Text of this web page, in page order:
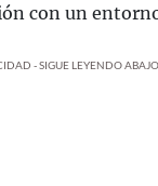
con un
- SIGUE LEYENDO ABAJO